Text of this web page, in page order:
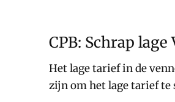
CPB: Schrap
Het lage tarief in de
zijn om het lage tarief te